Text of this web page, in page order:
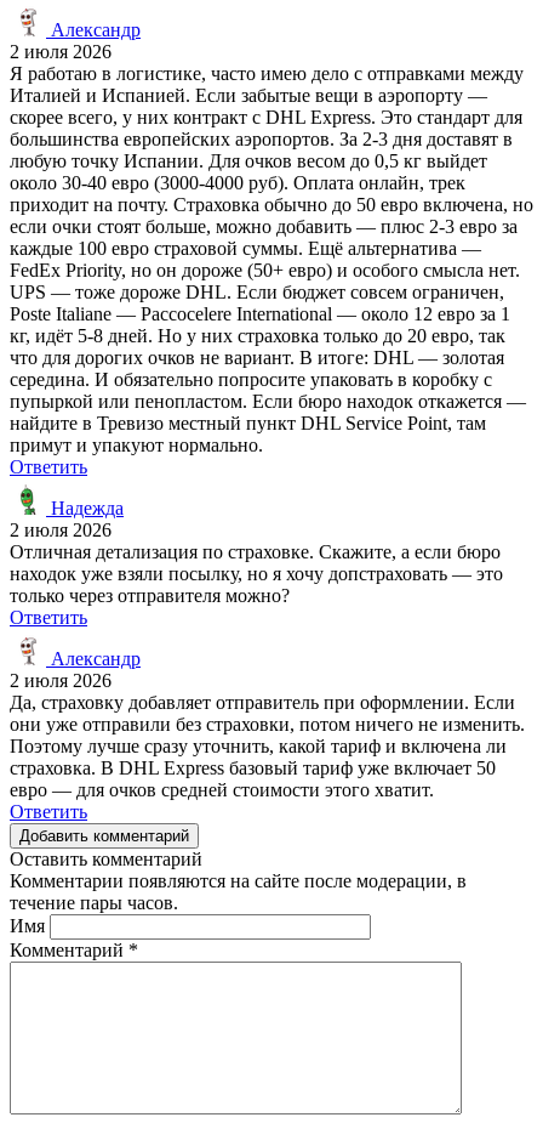
Александр
2 июля 2026
Я работаю в логистике, часто имею дело с отправками между
Италией и Испанией. Если забытые вещи в аэропорту —
скорее всего, у них контракт с DHL Express. Это стандарт для
большинства европейских аэропортов. За 2-3 дня доставят в
любую точку Испании. Для очков весом до 0,5 кг выйдет
около 30-40 евро (3000-4000 руб). Оплата онлайн, трек
приходит на почту. Страховка обычно до 50 евро включена, но
если очки стоят больше, можно добавить — плюс 2-3 евро за
каждые 100 евро страховой суммы. Ещё альтернатива —
FedEx Priority, но он дороже (50+ евро) и особого смысла нет.
UPS — тоже дороже DHL. Если бюджет совсем ограничен,
Poste Italiane — Paccocelere International — около 12 евро за 1
кг, идёт 5-8 дней. Но у них страховка только до 20 евро, так
что для дорогих очков не вариант. В итоге: DHL — золотая
середина. И обязательно попросите упаковать в коробку с
пупыркой или пенопластом. Если бюро находок откажется —
найдите в Тревизо местный пункт DHL Service Point, там
примут и упакуют нормально.
Ответить
Надежда
2 июля 2026
Отличная детализация по страховке. Скажите, а если бюро
находок уже взяли посылку, но я хочу допстраховать — это
только через отправителя можно?
Ответить
Александр
2 июля 2026
Да, страховку добавляет отправитель при оформлении. Если
они уже отправили без страховки, потом ничего не изменить.
Поэтому лучше сразу уточнить, какой тариф и включена ли
страховка. В DHL Express базовый тариф уже включает 50
евро — для очков средней стоимости этого хватит.
Ответить
Добавить комментарий
Оставить комментарий
Комментарии появляются на сайте после модерации, в
течение пары часов.
Имя
Комментарий *